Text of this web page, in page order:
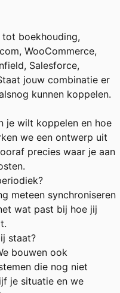
tot boekhouding,
WooCommerce,
Salesforce,
jouw combinatie er
kunnen koppelen.
je wilt koppelen en hoe
we een ontwerp uit
precies waar je aan
meteen synchroniseren
wat past bij hoe jij
staat?
bouwen ook
die nog niet
je situatie en we